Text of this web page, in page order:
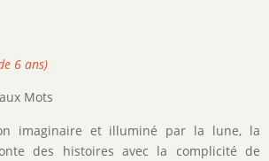
6 ans)
Mots
imaginaire et illuminé par la lune, la
des histoires avec la complicité de